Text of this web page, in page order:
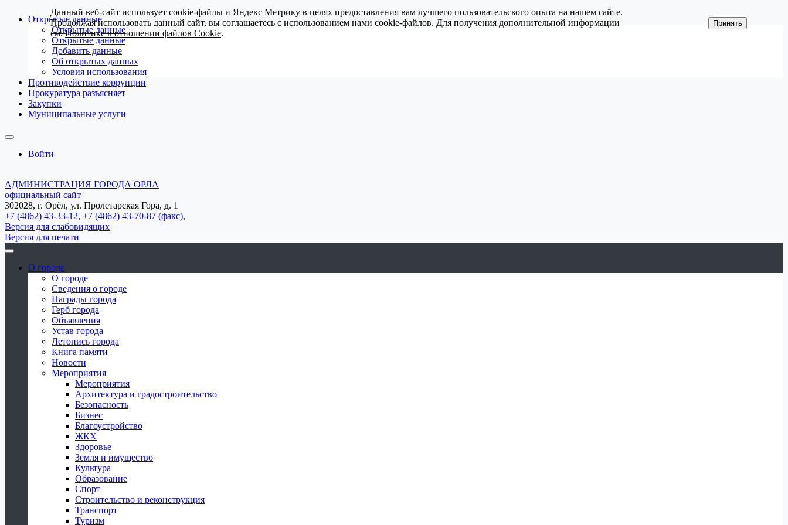
Открытые данные
Открытые данные
Открытые данные
Добавить данные
Об открытых данных
Условия использования
Противодействие коррупции
Прокуратура разъясняет
Закупки
Муниципальные услуги
Войти
АДМИНИСТРАЦИЯ ГОРОДА ОРЛА
официальный сайт
302028, г. Орёл, ул. Пролетарская Гора, д. 1
+7 (4862) 43-33-12, +7 (4862) 43-70-87 (факс),
Версия для слабовидящих
Версия для печати
О городе
О городе
Сведения о городе
Награды города
Герб города
Объявления
Устав города
Летопись города
Книга памяти
Новости
Мероприятия
Мероприятия
Архитектура и градостроительство
Безопасность
Бизнес
Благоустройство
ЖКХ
Здоровье
Земля и имущество
Культура
Образование
Спорт
Строительство и реконструкция
Транспорт
Туризм
Данный веб-сайт использует cookie-файлы и Яндекс Метрику в целях предоставления вам лучшего пользовательского опыта на нашем сайте.
Продолжая использовать данный сайт, вы соглашаетесь с использованием нами cookie-файлов. Для получения дополнительной информации
см.Политике в отношении файлов Cookie.
Принять